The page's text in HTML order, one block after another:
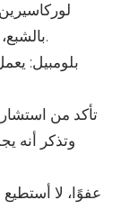
بالشبع، مما يساعد في تقليل كمية الطعام المتناولة.
تأكد من
وتذكر أنه
عفوًا، لا